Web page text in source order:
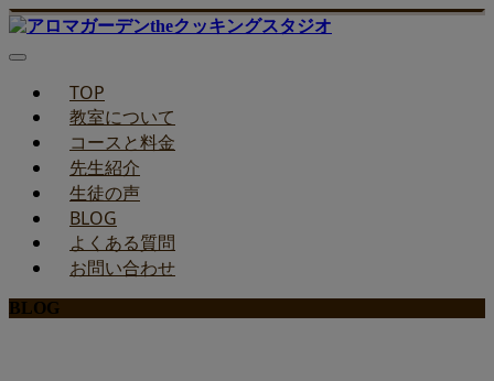
TOP
教室について
コースと料金
先生紹介
生徒の声
BLOG
よくある質問
お問い合わせ
BLOG